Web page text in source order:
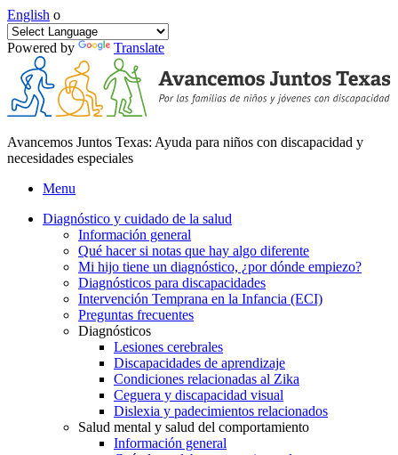
English o
Powered by Translate
Avancemos Juntos Texas: Ayuda para niños con discapacidad y
necesidades especiales
Menu
Diagnóstico y cuidado de la salud
Información general
Qué hacer si notas que hay algo diferente
Mi hijo tiene un diagnóstico, ¿por dónde empiezo?
Diagnósticos para discapacidades
Intervención Temprana en la Infancia (ECI)
Preguntas frecuentes
Diagnósticos
Lesiones cerebrales
Discapacidades de aprendizaje
Condiciones relacionadas al Zika
Ceguera y discapacidad visual
Dislexia y padecimientos relacionados
Salud mental y salud del comportamiento
Información general